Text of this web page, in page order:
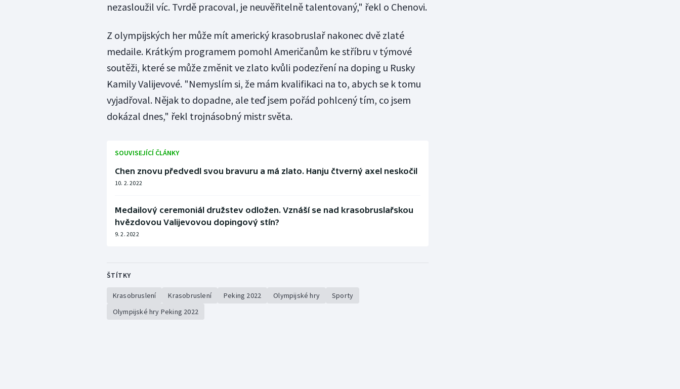
nezasloužil víc. Tvrdě pracoval, je neuvěřitelně talentovaný," řekl o Chenovi.
Z olympijských her může mít americký krasobruslař nakonec dvě zlaté
medaile. Krátkým programem pomohl Američanům ke stříbru v týmové
soutěži, které se může změnit ve zlato kvůli podezření na doping u Rusky
Kamily Valijevové. "Nemyslím si, že mám kvalifikaci na to, abych se k tomu
vyjadřoval. Nějak to dopadne, ale teď jsem pořád pohlcený tím, co jsem
dokázal dnes," řekl trojnásobný mistr světa.
SOUVISEJÍCÍ ČLÁNKY
Chen znovu předvedl svou bravuru a má zlato. Hanju čtverný axel neskočil
10. 2. 2022
Medailový ceremoniál družstev odložen. Vznáší se nad krasobruslařskou
hvězdovou Valijevovou dopingový stín?
9. 2. 2022
ŠTÍTKY
Krasobruslení Krasobruslení Peking 2022 Olympijské hry
Sporty
Olympijské hry Peking 2022